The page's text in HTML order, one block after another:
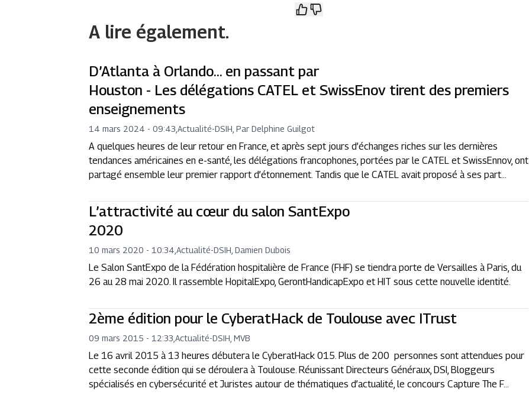
A lire également.
D’Atlanta à Orlando… en passant par
Houston - Les délégations CATEL et SwissEnov tirent des premiers
enseignements
14 mars 2024 - 09:43 ,Actualité-DSIH, Par Delphine Guilgot
A quelques heures de leur retour en France, et après sept jours d’échanges riches sur les dernières
tendances américaines en e-santé, les délégations francophones, portées par le CATEL et SwissEnnov, ont
partagé ensemble leur premier rapport d’étonnement. Tandis que le CATEL avait proposé à ses part...
L’attractivité au cœur du salon SantExpo
2020
10 mars 2020 - 10:34 ,Actualité-DSIH, Damien Dubois
Le Salon SantExpo de la Fédération hospitalière de France (FHF) se tiendra porte de Versailles à Paris, du
26 au 28 mai 2020. Il rassemble HopitalExpo, GerontHandicapExpo et HIT sous cette nouvelle identité.
2ème édition pour le CyberatHack de Toulouse avec ITrust
09 mars 2015 - 12:33 ,Actualité-DSIH, MVB
Le 16 avril 2015 à 13 heures débutera le CyberatHack 015. Plus de 200 personnes sont attendues pour
cette seconde édition qui se déroulera à Toulouse. Réunissant Directeurs Généraux, DSI, Bloggeurs
spécialisés en cybersécurité et Juristes autour de thématiques d’actualité, le concours Capture The F...